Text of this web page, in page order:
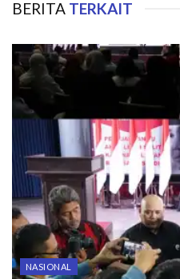
BERITA TERKAIT
NASIONAL